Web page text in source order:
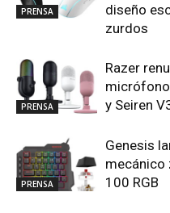
PRENSA
diseño
zurdos
PRENSA
Razer
y Seiren
PRENSA
Genesis
mecánico
100 RGB